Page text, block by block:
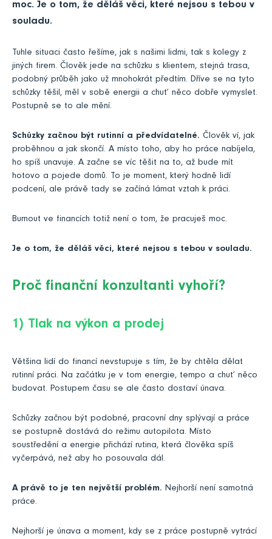
moc. Je o tom, že děláš věci, které nejsou s tebou v
souladu.
Tuhle situaci často řešíme, jak s našimi lidmi, tak s kolegy z
jiných firem. Člověk jede na schůzku s klientem, stejná trasa,
podobný průběh jako už mnohokrát předtím. Dříve se na tyto
schůzky těšil, měl v sobě energii a chuť něco dobře vymyslet.
Postupně se to ale mění.
Schůzky začnou být rutinní a předvídatelné. Člověk ví, jak
proběhnou a jak skončí. A místo toho, aby ho práce nabíjela,
ho spíš unavuje. A začne se víc těšit na to, až bude mít
hotovo a pojede domů. To je moment, který hodně lidí
podcení, ale právě tady se začíná lámat vztah k práci.
Burnout ve financích totiž není o tom, že pracuješ moc.
Je o tom, že děláš věci, které nejsou s tebou v souladu.
Proč finanční konzultanti vyhoří?
1) Tlak na výkon a prodej
Většina lidí do financí nevstupuje s tím, že by chtěla dělat
rutinní práci. Na začátku je v tom energie, tempo a chuť něco
budovat. Postupem času se ale často dostaví únava.
Schůzky začnou být podobné, pracovní dny splývají a práce
se postupně dostává do režimu autopilota. Místo
soustředění a energie přichází rutina, která člověka spíš
vyčerpává, než aby ho posouvala dál.
A právě to je ten největší problém. Nejhorší není samotná
práce.
Nejhorší je únava a moment, kdy se z práce postupně vytrácí